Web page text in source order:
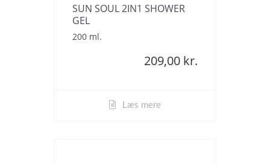
SUN SOUL 2IN1 SHOWER
GEL
200 ml.
209,00 kr.
Læs mere